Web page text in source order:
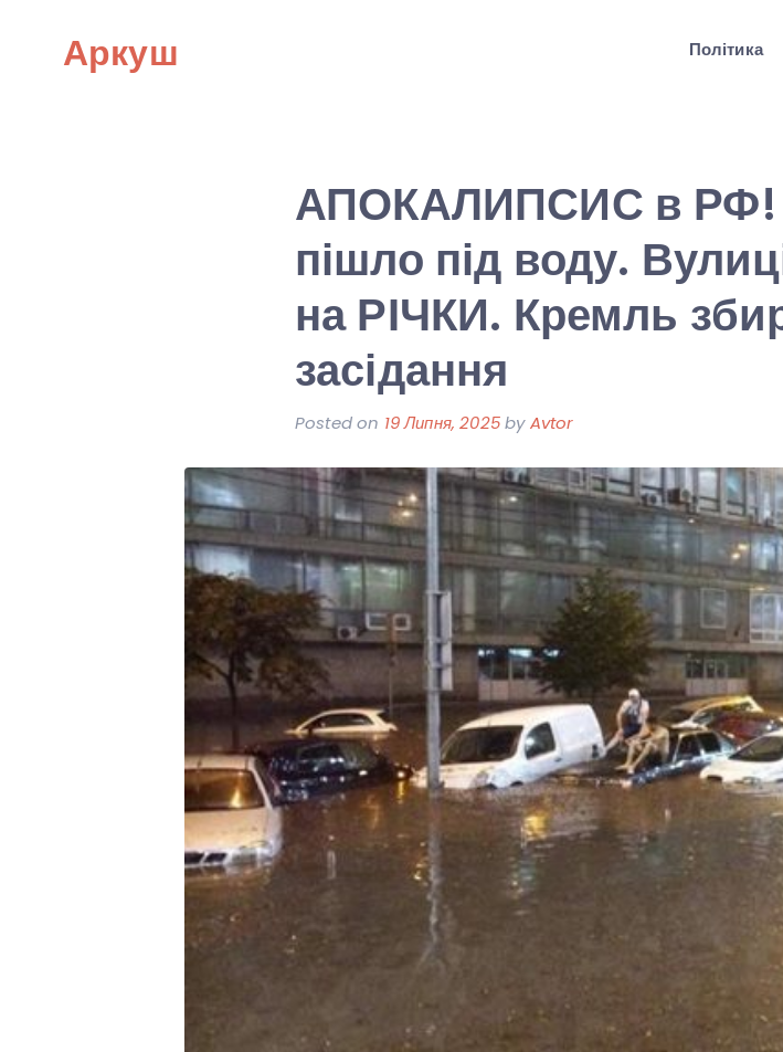
Аркуш Політика
АПОКАЛИПСИС в РФ!
пішло під воду.
на РІЧКИ. Кремль
засідання
Posted on 19 Липня, 2025byAvtor